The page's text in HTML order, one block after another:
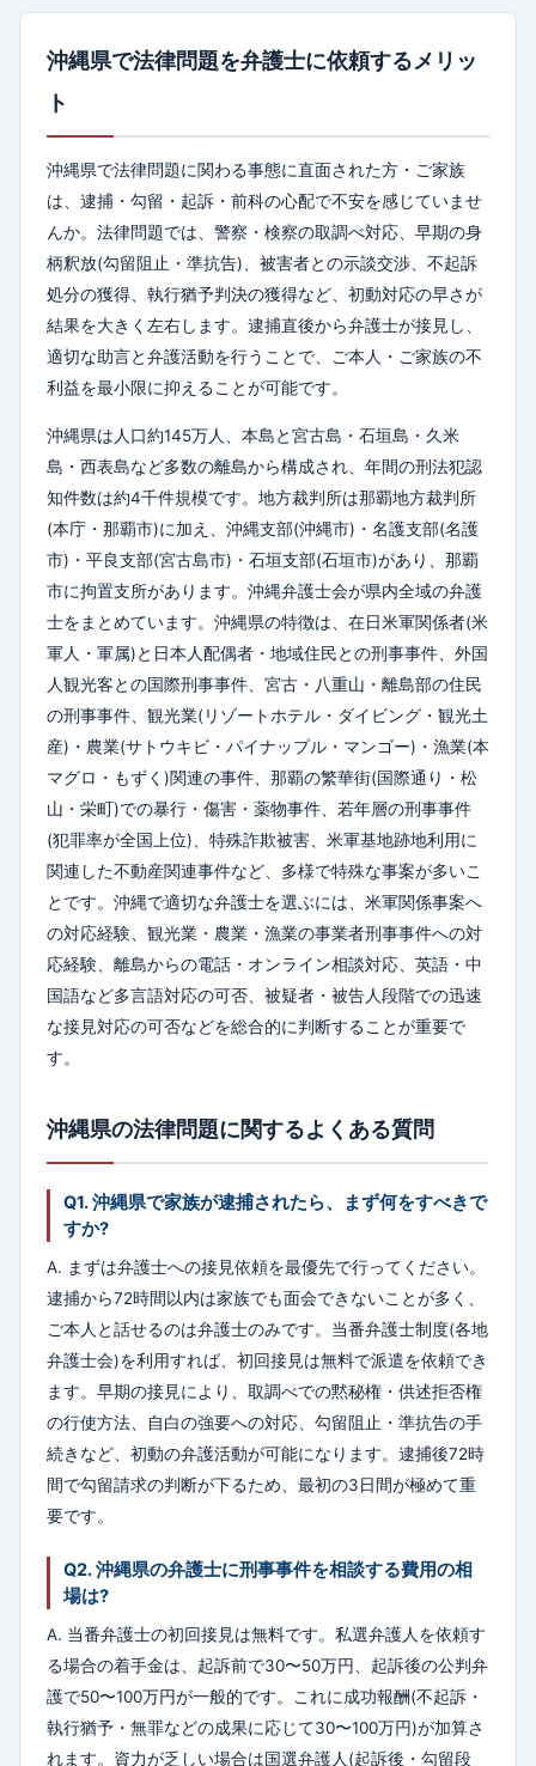
沖縄県で法律問題を弁護士に依頼するメリッ
ト
沖縄県で法律問題に関わる事態に直面された方・ご家族
は、逮捕・勾留・起訴・前科の心配で不安を感じていませ
んか。法律問題では、警察・検察の取調べ対応、早期の身
柄釈放(勾留阻止・準抗告)、被害者との示談交渉、不起訴
処分の獲得、執行猶予判決の獲得など、初動対応の早さが
結果を大きく左右します。逮捕直後から弁護士が接見し、
適切な助言と弁護活動を行うことで、ご本人・ご家族の不
利益を最小限に抑えることが可能です。
沖縄県は人口約145万人、本島と宮古島・石垣島・久米
島・西表島など多数の離島から構成され、年間の刑法犯認
知件数は約4千件規模です。地方裁判所は那覇地方裁判所
(本庁・那覇市)に加え、沖縄支部(沖縄市)・名護支部(名護
市)・平良支部(宮古島市)・石垣支部(石垣市)があり、那覇
市に拘置支所があります。沖縄弁護士会が県内全域の弁護
士をまとめています。沖縄県の特徴は、在日米軍関係者(米
軍人・軍属)と日本人配偶者・地域住民との刑事事件、外国
人観光客との国際刑事事件、宮古・八重山・離島部の住民
の刑事事件、観光業(リゾートホテル・ダイビング・観光土
産)・農業(サトウキビ・パイナップル・マンゴー)・漁業(本
マグロ・もずく)関連の事件、那覇の繁華街(国際通り・松
山・栄町)での暴行・傷害・薬物事件、若年層の刑事事件
(犯罪率が全国上位)、特殊詐欺被害、米軍基地跡地利用に
関連した不動産関連事件など、多様で特殊な事案が多いこ
とです。沖縄で適切な弁護士を選ぶには、米軍関係事案へ
の対応経験、観光業・農業・漁業の事業者刑事事件への対
応経験、離島からの電話・オンライン相談対応、英語・中
国語など多言語対応の可否、被疑者・被告人段階での迅速
な接見対応の可否などを総合的に判断することが重要で
す。
沖縄県の法律問題に関するよくある質問
Q1. 沖縄県で家族が逮捕されたら、まず何をすべきで
すか?
A. まずは弁護士への接見依頼を最優先で行ってください。
逮捕から72時間以内は家族でも面会できないことが多く、
ご本人と話せるのは弁護士のみです。当番弁護士制度(各地
弁護士会)を利用すれば、初回接見は無料で派遣を依頼でき
ます。早期の接見により、取調べでの黙秘権・供述拒否権
の行使方法、自白の強要への対応、勾留阻止・準抗告の手
続きなど、初動の弁護活動が可能になります。逮捕後72時
間で勾留請求の判断が下るため、最初の3日間が極めて重
要です。
Q2. 沖縄県の弁護士に刑事事件を相談する費用の相
場は?
A. 当番弁護士の初回接見は無料です。私選弁護人を依頼す
る場合の着手金は、起訴前で30〜50万円、起訴後の公判弁
護で50〜100万円が一般的です。これに成功報酬(不起訴・
執行猶予・無罪などの成果に応じて30〜100万円)が加算さ
れます。資力が乏しい場合は国選弁護人(起訴後・勾留段